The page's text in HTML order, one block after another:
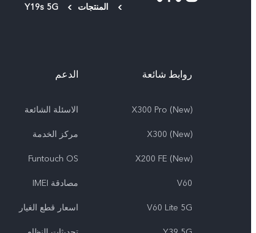
المنتجات Y19s 5G
روابط شائعة
X300 Pro (New)
X300 (New)
X200 FE (New)
V60
V60 Lite 5G
الدعم
الاسئلة الشائعة
مركز الخدمة
Funtouch OS
مصادقة IMEI
اسعار قطع الغيار